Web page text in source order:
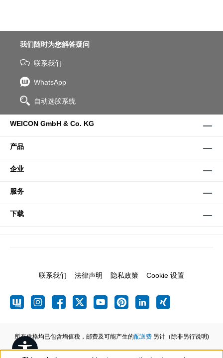
我们随时为您解答疑问
联系我们
WhatsApp
自动选胶系统
WEICON GmbH & Co. KG
产品
企业
服务
下载
联系我们 法律声明 隐私政策 Cookie 设置
所有价格均已包含增值税，邮费及可能产生的配送费另计（除非另行说明)
Show toolbar